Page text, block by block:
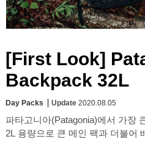
[First Look]
Backpack 32L
Day Packs Update 2020.08.05
파타고니아(Patagonia)에서 가장
2L 용량으로 큰 메인 팩과 더불어